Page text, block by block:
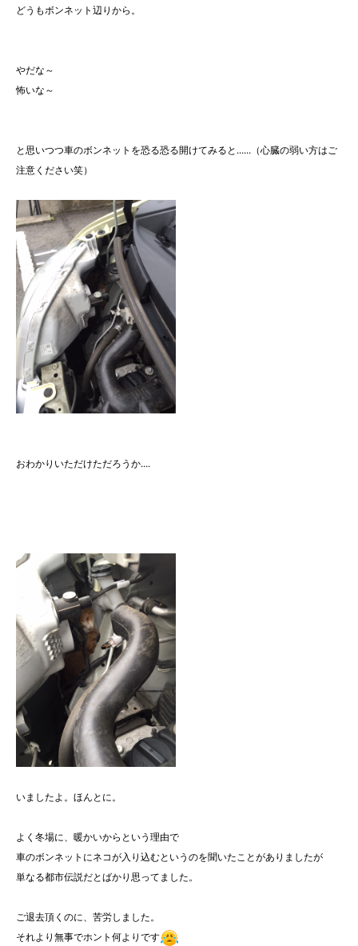
どうもボンネット辺りから。
やだな～
怖いな～
と思いつつ車のボンネットを恐る恐る開けてみると......（心臓の弱い方はご
注意ください笑）
おわかりいただけただろうか....
いましたよ。ほんとに。
よく冬場に、暖かいからという理由で
車のボンネットにネコが入り込むというのを聞いたことがありましたが
単なる都市伝説だとばかり思ってました。
ご退去頂くのに、苦労しました。
それより無事でホント何よりです